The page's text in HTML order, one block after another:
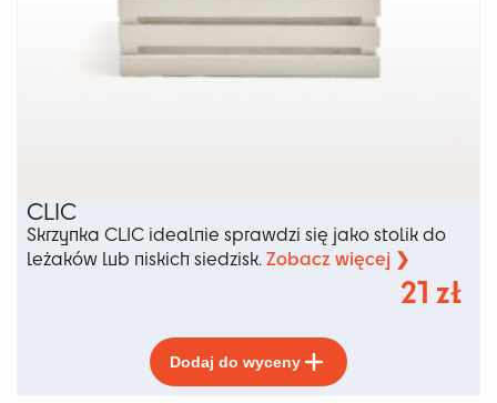
CLIC
Skrzynka CLIC idealnie sprawdzi się jako stolik do
leżaków lub niskich siedzisk. Zobacz więcej ❯
21 zł
Dodaj do wyceny
produkt
ma